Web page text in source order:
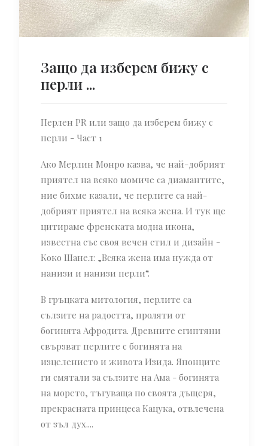
Защо да изберем бижу с
перли ...
Перлен PR или защо да изберем бижу с
перли - Част 1
Ако Мерлин Монро казва, че най-добрият
приятел на всяко момиче са диамантите,
ние бихме казали, че перлите са най-
добрият приятел на всяка жена. И тук ще
цитираме френската модна икона,
известна със своя вечен стил и дизайн -
Коко Шанел: „Всяка жена има нужда от
нанизи и нанизи перли“.
В гръцката митология, перлите са
сълзите на радостта, проляти от
богинята Афродита. Древните египтяни
свързват перлите с богинята на
изцелението и живота Изида. Японците
ги смятали за сълзите на Ама - богинята
на морето, тъгуваща по своята дъщеря,
прекрасната принцеса Кацука, отвлечена
от зъл дух....